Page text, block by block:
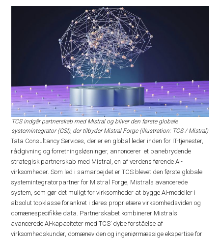
TCS indgår partnerskab med Mistral og bliver den første globale
systemintegrator (GSI), der tilbyder Mistral Forge (illustration: TCS / Mistral)
Tata Consultancy Services, der er en global leder inden for IT-tjenester,
rådgivning og forretningsløsninger, annoncerer et banebrydende
strategisk partnerskab med Mistral, en af verdens førende AI-
virksomheder. Som led i samarbejdet er TCS blevet den første globale
systemintegratorpartner for Mistral Forge, Mistrals avancerede
system, som gør det muligt for virksomheder at bygge AI-modeller i
absolut topklasse forankret i deres proprietære virksomhedsviden og
domænespecifikke data. Partnerskabet kombinerer Mistrals
avancerede AI-kapaciteter med TCS’ dybe forståelse af
virksomhedskunder, domæneviden og ingeniørmæssige ekspertise for